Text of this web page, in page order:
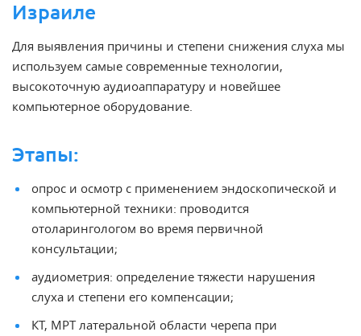
Израиле
Для выявления причины и степени снижения слуха мы
используем самые современные технологии,
высокоточную аудиоаппаратуру и новейшее
компьютерное оборудование.
Этапы:
опрос и осмотр с применением эндоскопической и
компьютерной техники: проводится
отоларингологом во время первичной
консультации;
аудиометрия: определение тяжести нарушения
слуха и степени его компенсации;
КТ, МРТ латеральной области черепа при